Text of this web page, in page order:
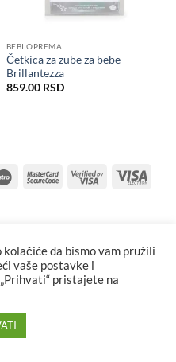
BEBI OPREMA
Četkica za zube za bebe
Brillantezza
859.00 RSD
Maestro MasterCard
Visa
Visa
da bismo vam pružili
vaše postavke i
pristajete na